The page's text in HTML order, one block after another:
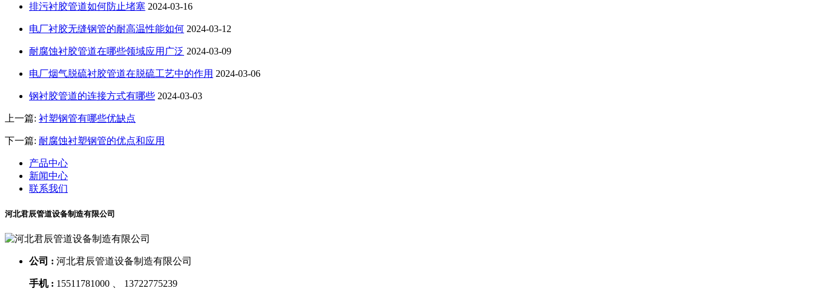
排污衬胶管道如何防止堵塞 2024-03-16
电厂衬胶无缝钢管的耐高温性能如何 2024-03-12
耐腐蚀衬胶管道在哪些领域应用广泛 2024-03-09
电厂烟气脱硫衬胶管道在脱硫工艺中的作用 2024-03-06
钢衬胶管道的连接方式有哪些 2024-03-03
上一篇: 衬塑钢管有哪些优缺点
下一篇: 耐腐蚀衬塑钢管的优点和应用
产品中心
新闻中心
联系我们
河北君辰管道设备制造有限公司
公司 : 河北君辰管道设备制造有限公司
手机 : 15511781000 、 13722775239